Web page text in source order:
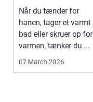
komfort og
energiforbrug
Når du tænder for
hanen, tager et varmt
bad eller skruer op for
varmen, tænker du ...
07 March 2026